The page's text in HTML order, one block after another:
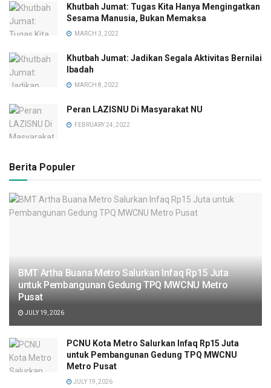
Khutbah Jumat: Tugas Kita Hanya Mengingatkan
Sesama Manusia, Bukan Memaksa
MARCH 3, 2022
Khutbah Jumat: Jadikan Segala Aktivitas Bernilai
Ibadah
MARCH 8, 2022
Peran LAZISNU Di Masyarakat NU
FEBRUARY 24, 2022
Berita Populer
BMT Artha Buana Metro Salurkan Infaq Rp15 Juta
untuk Pembangunan Gedung TPQ MWCNU Metro
Pusat
JULY 19, 2026
PCNU Kota Metro Salurkan Infaq Rp15 Juta
untuk Pembangunan Gedung TPQ MWCNU
Metro Pusat
JULY 19, 2026